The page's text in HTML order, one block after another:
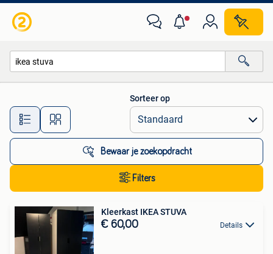
Alle afstanden…
Sorteer op
Bewaar je zoekopdracht
Filters
Kleerkast IKEA STUVA
€ 60,00 Details